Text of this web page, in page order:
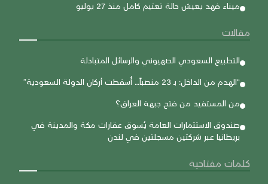
ميناء فهد يعيش حالة تعتيم كامل منذ 27 يوليو
مقالات
التطبيع السعودي الصهيوني والرسائل المتبادلة
“الهدم من الداخل: بـ 23 منصباً… أُسقطت أركان الدولة السعودية”
من المستفيد من فتح جبهة العراق؟
صندوق الاستثمارات العامة يُسوق عقارات مكة والمدينة في
بريطانيا عبر شركتين مسجلتين في لندن
كلمات مفتاحية